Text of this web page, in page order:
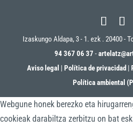
Izaskungo Aldapa, 3 - 1. ezk . 20400 -
94 367 06 37 -
Aviso legal | Política de privacidad |
Política ambiental
Webgune honek berezko eta
cookieak darabiltza zerbitzu on bat